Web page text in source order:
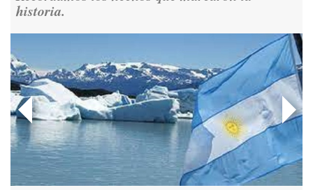
@consensopatagon
: 📢 MARCHAMOS 📍Desde la ex ESMA
hasta San José 1111, hacia Plaza de Mayo.
https://t.co/o7PaEbKM36
Ver en X
Consenso Patagónico
@consensopatagon
5d
RT @caortega64:https://t.co/q6PsJKqeuz
historia.